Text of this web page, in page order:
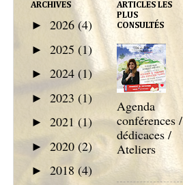
ARCHIVES
► 2026 (4)
► 2025 (1)
► 2024 (1)
► 2023 (1)
► 2021 (1)
► 2020 (2)
► 2018 (4)
ARTICLES LES
PLUS
CONSULTÉS
Agenda
conférences /
dédicaces /
Ateliers